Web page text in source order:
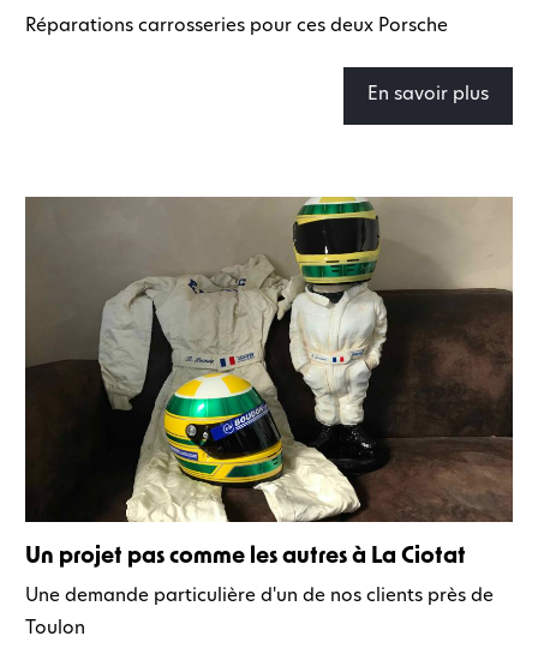
Réparations carrosseries pour ces deux Porsche
En savoir plus
Un projet pas comme les autres à La Ciotat
Une demande particulière d'un de nos clients près de
Toulon